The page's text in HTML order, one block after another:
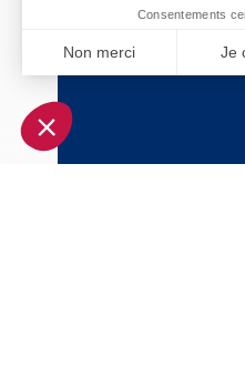
Consentements
Non merci Je
Plateforme de Gestion du
Notre plateforme vous